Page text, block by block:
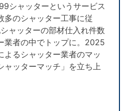
シャッターというサービス
多のシャッター工事に従
ャッターの部材仕入れ件数
業者の中でトップに。2025
よるシャッター業者のマッ
ャッターマッチ」を立ち上